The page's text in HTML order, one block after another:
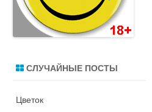
ЖИВОПИСЬ
СИСАДМИН
СЛУЧАЙНЫЕ ПОСТЫ
Цветок